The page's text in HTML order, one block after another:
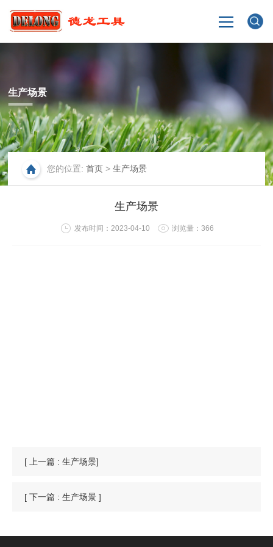
企业介绍
产品展示
生产场景
新闻中心
生产场景
您的位置:首页 >生产场景
生产场景
发布时间：2023-04-10 浏览量： 366
[ 上一篇 : 生产场景]
[ 下一篇 : 生产场景 ]